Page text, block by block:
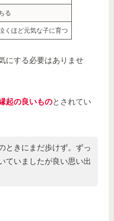
る
くほど元気な子に育つ
にする必要はありませ
起の良いものとされてい
ときにまだ歩けず。ずっ
ていましたが良い思い出